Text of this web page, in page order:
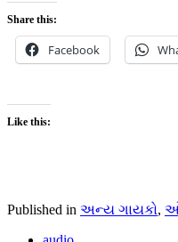
Share this:
Facebook
Like this:
Published in અન્ય ગાયકો,